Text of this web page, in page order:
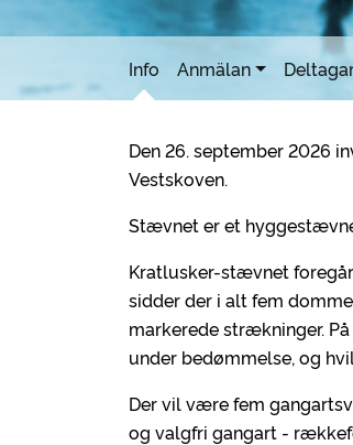
Info Anmälan
Den 26. september 2026
Vestskoven.
Stævnet er et
Kratlusker-stævnet
sidder der i alt fem
markerede strækninger.
under bedømmelse, og
Der vil være fem
og valgfri gangart -